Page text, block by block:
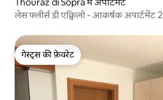
लेस फ्लीर्स डी एक्विलो - आकर्षक अपार्टमेंट 2
गेस्ट्स की फ़ेवरेट
गेस्ट्स की फ़ेवरेट